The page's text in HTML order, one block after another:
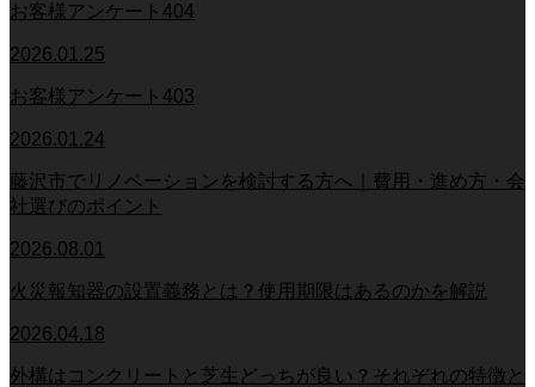
お客様アンケート404
2026.01.25
お客様アンケート403
2026.01.24
藤沢市でリノベーションを検討する方へ｜費用・進め方・会
社選びのポイント
2026.08.01
火災報知器の設置義務とは？使用期限はあるのかを解説
2026.04.18
外構はコンクリートと芝生どっちが良い？それぞれの特徴と